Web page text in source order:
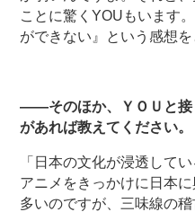
ことに驚くYOUもいます
ができない』という感想を
――そのほか、ＹＯＵと接
があれば教えてください。
「日本の文化が浸透して
アニメをきっかけに日本
多いのですが、三味線の